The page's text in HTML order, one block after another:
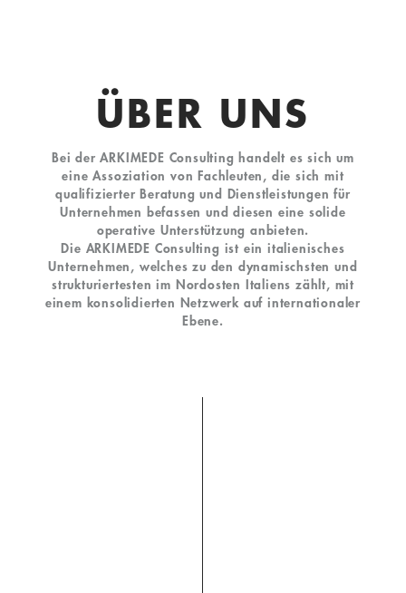
ÜBER UNS
Bei der ARKIMEDE Consulting handelt es sich um
eine Assoziation von Fachleuten, die sich mit
qualifizierter Beratung und Dienstleistungen für
Unternehmen befassen und diesen eine solide
operative Unterstützung anbieten.
Die ARKIMEDE Consulting ist ein italienisches
Unternehmen, welches zu den dynamischsten und
strukturiertesten im Nordosten Italiens zählt, mit
einem konsolidierten Netzwerk auf internationaler
Ebene.